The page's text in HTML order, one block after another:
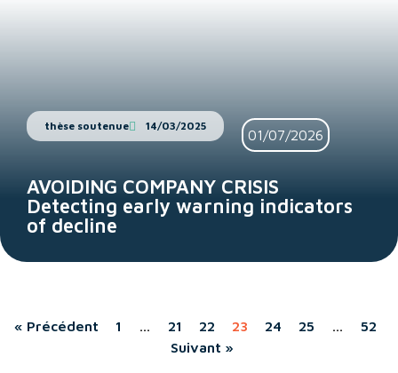
thèse soutenue 14/03/2025
01/07/2026
AVOIDING COMPANY CRISIS
Detecting early warning indicators
of decline
« Précédent 1 … 21 22 23 24 25 …
52
Suivant »